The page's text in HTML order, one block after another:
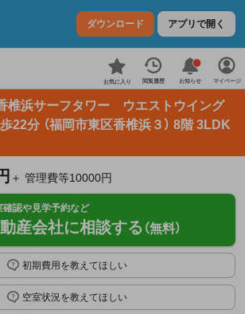
ダウンロード アプリで開く
お気に入り 閲覧履歴 お知らせ マイページ
椎浜サーフタワー ウエストウイング
22分 （福岡市東区香椎浜３） 8階 3LDK
＋ 管理費等10000円
確認や見学予約など
産会社に相談する （無料）
初期費用を教えてほしい
空室状況を教えてほしい